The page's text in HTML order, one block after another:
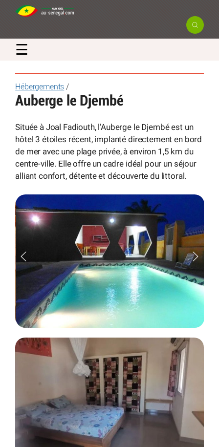
☰
Hébergements /
Auberge le Djembé
Située à Joal Fadiouth, l’Auberge le Djembé est un
hôtel 3 étoiles récent, implanté directement en bord
de mer avec une plage privée, à environ 1,5 km du
centre-ville. Elle offre un cadre idéal pour un séjour
alliant confort, détente et découverte du littoral.